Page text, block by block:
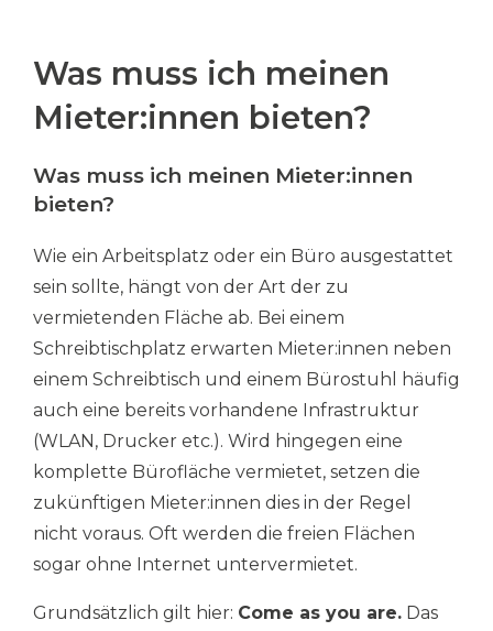
Was muss ich meinen
Mieter:innen bieten?
Was muss ich meinen Mieter:innen
bieten?
Wie ein Arbeitsplatz oder ein Büro ausgestattet
sein sollte, hängt von der Art der zu
vermietenden Fläche ab. Bei einem
Schreibtischplatz erwarten Mieter:innen neben
einem Schreibtisch und einem Bürostuhl häufig
auch eine bereits vorhandene Infrastruktur
(WLAN, Drucker etc.). Wird hingegen eine
komplette Bürofläche vermietet, setzen die
zukünftigen Mieter:innen dies in der Regel
nicht voraus. Oft werden die freien Flächen
sogar ohne Internet untervermietet.
Grundsätzlich gilt hier: Come as you are. Das